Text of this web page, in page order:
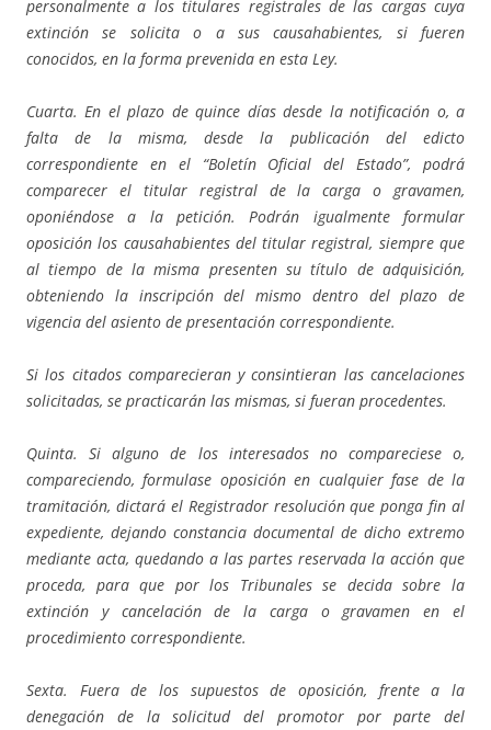
personalmente a los titulares registrales de las cargas cuya
extinción se solicita o a sus causahabientes, si fueren
conocidos, en la forma prevenida en esta Ley.
Cuarta. En el plazo de quince días desde la notificación o, a
falta de la misma, desde la publicación del edicto
correspondiente en el “Boletín Oficial del Estado”, podrá
comparecer el titular registral de la carga o gravamen,
oponiéndose a la petición. Podrán igualmente formular
oposición los causahabientes del titular registral, siempre que
al tiempo de la misma presenten su título de adquisición,
obteniendo la inscripción del mismo dentro del plazo de
vigencia del asiento de presentación correspondiente.
Si los citados comparecieran y consintieran las cancelaciones
solicitadas, se practicarán las mismas, si fueran procedentes.
Quinta. Si alguno de los interesados no compareciese o,
compareciendo, formulase oposición en cualquier fase de la
tramitación, dictará el Registrador resolución que ponga fin al
expediente, dejando constancia documental de dicho extremo
mediante acta, quedando a las partes reservada la acción que
proceda, para que por los Tribunales se decida sobre la
extinción y cancelación de la carga o gravamen en el
procedimiento correspondiente.
Sexta. Fuera de los supuestos de oposición, frente a la
denegación de la solicitud del promotor por parte del